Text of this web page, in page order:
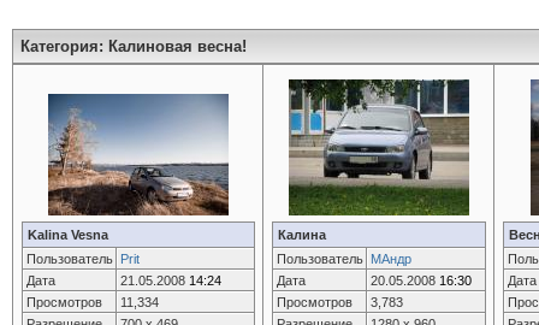
Категория: Калиновая весна!
Kalina Vesna
Пользователь Prit
Дата
21.05.2008 14:24
Просмотров
11,334
Калина
Пользователь МАндр
Дата
20.05.2008 16:30
Просмотров
3,783
Дата